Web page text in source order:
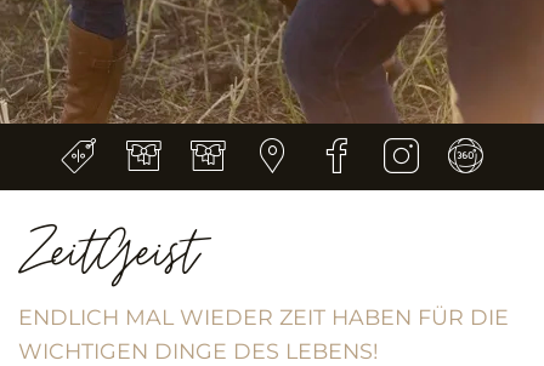
ZeitGeist
ENDLICH MAL WIEDER ZEIT HABEN FÜR DIE
WICHTIGEN DINGE DES LEBENS!